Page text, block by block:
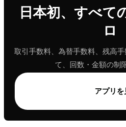
日本初、すべて
ロ
取引手数料、為替手数料、残高
て、回数・金額の制
アプリを